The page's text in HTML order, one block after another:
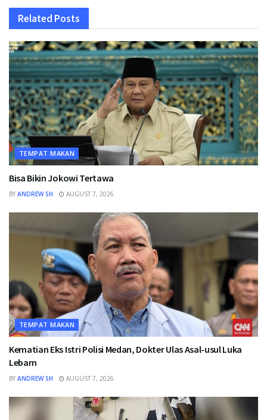
Related Posts
TEMPAT MAKAN
Bisa Bikin Jokowi Tertawa
BY ANDREW SH AUGUST 7, 2026
TEMPAT MAKAN
Kematian Eks Istri Polisi Medan, Dokter Ulas Asal-usul Luka
Lebam
BY ANDREW SH AUGUST 7, 2026